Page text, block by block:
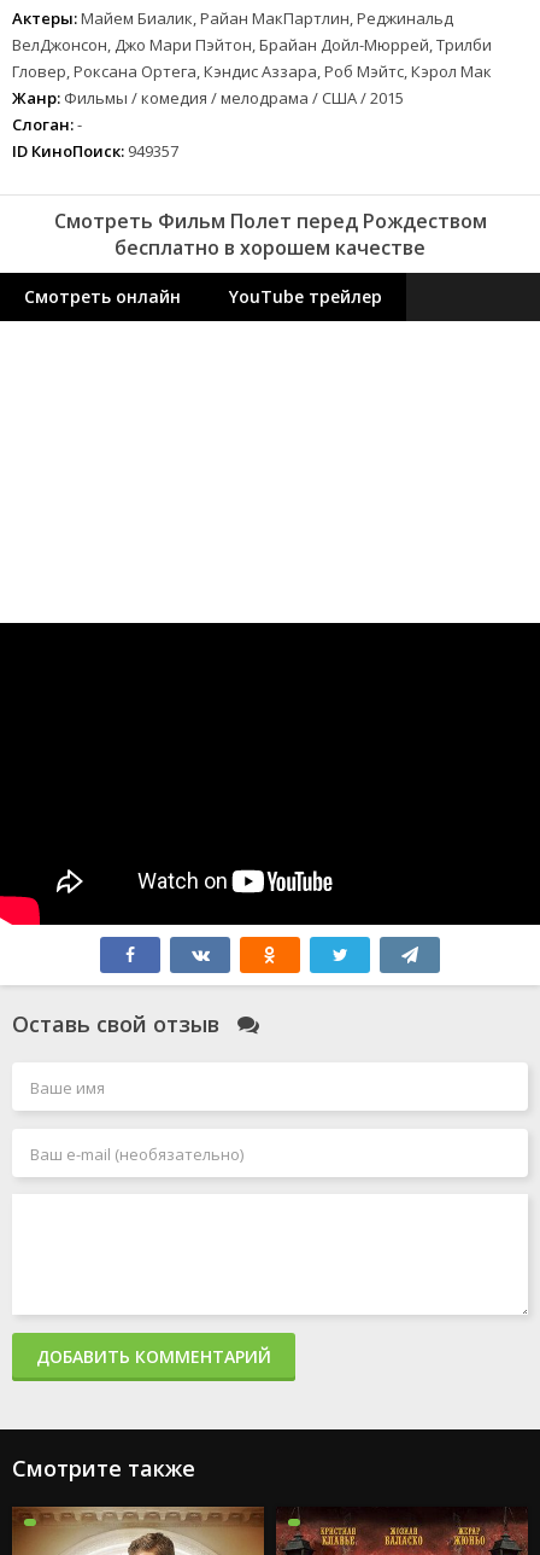
Актеры:Майем Биалик, Райан МакПартлин, Реджинальд
ВелДжонсон, Джо Мари Пэйтон, Брайан Дойл-Мюррей, Трилби
Гловер, Роксана Ортега, Кэндис Аззара, Роб Мэйтс, Кэрол Мак
Жанр: Фильмы / комедия / мелодрама / США / 2015
Слоган:-
ID КиноПоиск: 949357
Смотреть Фильм Полет перед Рождеством
бесплатно в хорошем качестве
Смотреть онлайн YouTube трейлер
Оставь свой отзыв
ДОБАВИТЬ КОММЕНТАРИЙ
Смотрите также